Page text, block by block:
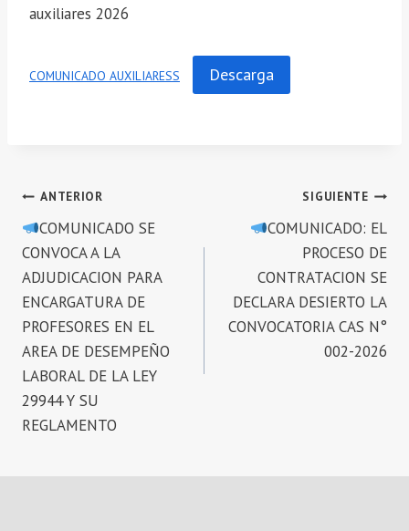
auxiliares 2026
COMUNICADO AUXILIARESS Descarga
Navegación
de
entradas
ANTERIOR
COMUNICADO SE
CONVOCA A LA
ADJUDICACION PARA
ENCARGATURA DE
PROFESORES EN EL
AREA DE DESEMPEÑO
LABORAL DE LA LEY
29944 Y SU
REGLAMENTO
SIGUIENTE
COMUNICADO: EL
PROCESO DE
CONTRATACION SE
DECLARA DESIERTO LA
CONVOCATORIA CAS N°
002-2026